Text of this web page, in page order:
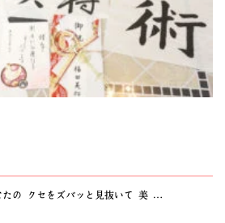
たの クセをズバッと見抜いて 美 …